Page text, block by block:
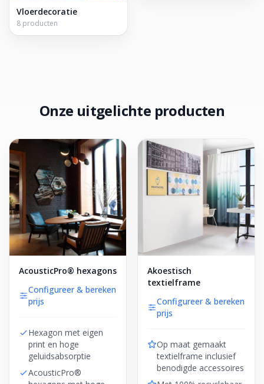
Vloerdecoratie
8 producten
Onze uitgelichte producten
AcousticPro® hexagons
Configureer & bereken
prijs
Hexagon met eigen
print en hoge
geluidsabsorptie
AcousticPro®
Akoestisch
textielframe
Configureer & bereken
prijs
Op maat gemaakt
textielframe inclusief
benodigde accessoires